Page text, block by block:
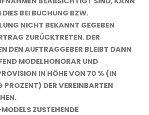
BEI BUCHUNG BZW. A
NICHT BEKANNT GEGEBEN W
ZURÜCKTRETEN. DER A
DEN AUFTRAGGEBER BLEIBT DANN J
MODELHONORAR UND V
IN HÖHE VON 70 % (IN W
DER VEREINBARTEN E
ZUSTEHENDE